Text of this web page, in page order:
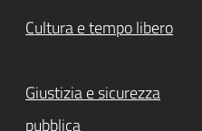
Cultura e tempo libero
Giustizia e sicurezza
pubblica